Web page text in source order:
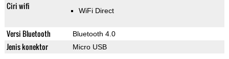
Ciri wifi WiFi Direct
Versi Bluetooth Bluetooth 4.0
Jenis konektor Micro USB